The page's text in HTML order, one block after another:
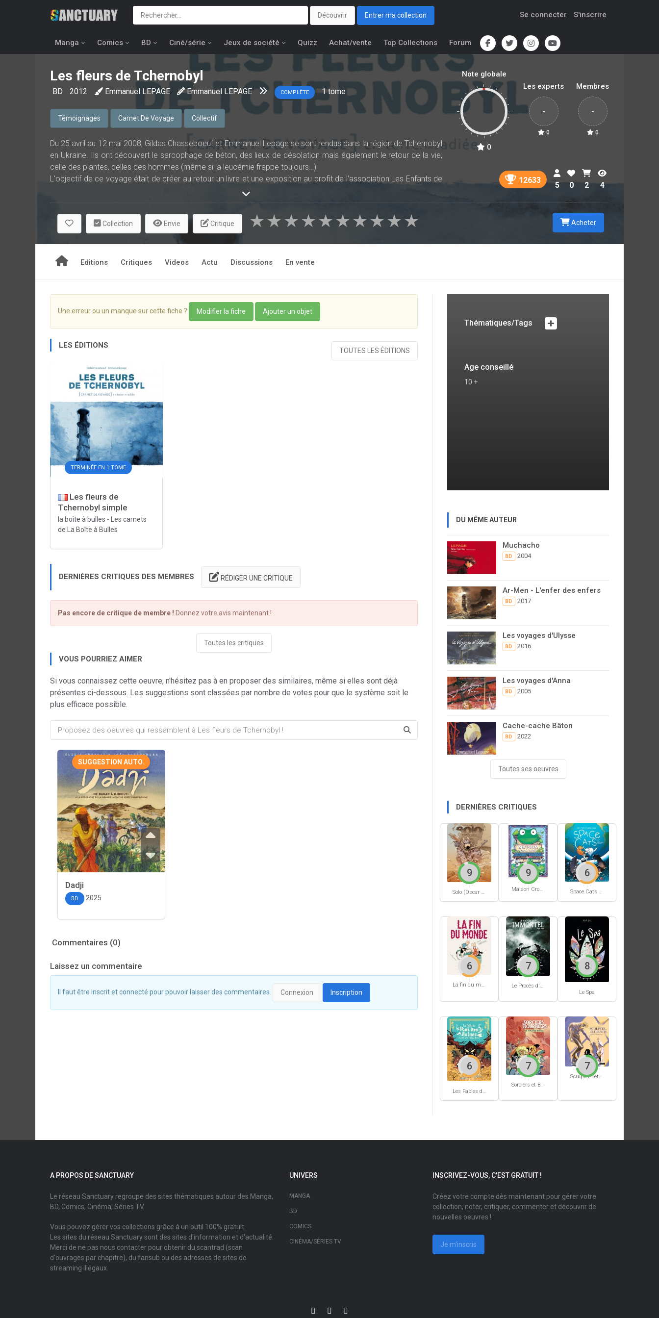
Découvrir Entrer ma collection Se connecter S'inscrire
Manga Comics BD Ciné/série Jeux de société Quizz Achat/vente Top Collections Forum
Les fleurs de Tchernobyl
BD 2012 Emmanuel LEPAGE Emmanuel LEPAGE COMPLÈTE 1tome
Témoignages Carnet De Voyage Collectif
Du 25 avril au 12 mai 2008, Gildas Chasseboeuf et Emmanuel Lepage se sont rendus dans la région de Tchernobyl
en Ukraine. Ils ont découvert le sarcophage de béton, des lieux de désolation mais également le retour de la vie,
celle des plantes, celles des hommes (même si la leucémie frappe toujours…)
L'objectif de ce voyage était de créer au retour un livre et une exposition au profit de l'association Les Enfants de
Tchernobyl. Les Fleurs de Tchernobyl a ainsi été initialement publié par l’association militante « Les Dessin’acteurs
de bandes destinées », fin 2008. L’ouvrage est désormais épuisé et l’association ne comptait pas le rééditer.
Note globale
0
Les experts
-
0
Membres
-
0
12633
5 0 2 4
Collection Envie Critique ★
★
★
★
★
★
★
★
★
★ Acheter
Editions Critiques Videos Actu Discussions En vente
Une erreur ou un manque sur cette fiche ? Modifier la fiche Ajouter un objet
LES ÉDITIONS
TOUTES LES ÉDITIONS
TERMINÉE EN 1 TOME
Les fleurs de
Tchernobyl simple
la boîte à bulles -
Les carnets
de La Boîte à Bulles
DERNIÈRES CRITIQUES DES MEMBRES RÉDIGER UNE CRITIQUE
Pas encore de critique de membre ! Donnez votre avis maintenant !
Toutes les critiques
VOUS POURRIEZ AIMER
Si vous connaissez cette oeuvre, n'hésitez pas à en proposer des similaires, même si elles sont déjà
présentes ci-dessous. Les suggestions sont classées par nombre de votes pour que le système soit le
plus efficace possible.
SUGGESTION AUTO.
Dadji
BD 2025
Commentaires (0)
Laissez un commentaire
Il faut être inscrit et connecté pour pouvoir laisser des commentaires. Connexion Inscription
Thématiques/Tags
Age conseillé
10 +
DU MÊME AUTEUR
Muchacho
BD 2004
Ar-Men - L'enfer des enfers
BD 2017
Les voyages d'Ulysse
BD 2016
Les voyages d'Anna
BD 2005
Cache-cache Bâton
BD 2022
Toutes ses oeuvres
DERNIÈRES CRITIQUES
Solo (Oscar Martin) #1
9
Maison Croâ Croâ
9
Space Cats #1
6
La fin du monde (Stanislas)
6 7
Le Spa
8
Les Fables du Roi des Aulnes
6
Sorciers et Bourbiers #1
7
Sculpter l'éternité
7
A PROPOS DE SANCTUARY
Le réseau Sanctuary regroupe des sites thématiques autour des Manga,
BD, Comics, Cinéma, Séries TV.
Vous pouvez gérer vos collections grâce à un outil 100% gratuit.
Les sites du réseau Sanctuary sont des sites d'information et d'actualité.
Merci de ne pas nous contacter pour obtenir du scantrad (scan
d'ouvrages par chapitre), du fansub ou des adresses de sites de
streaming illégaux.
UNIVERS
MANGA
BD
COMICS
CINÉMA/SÉRIES TV
INSCRIVEZ-VOUS, C'EST GRATUIT !
Créez votre compte dès maintenant pour gérer votre
collection, noter, critiquer, commenter et découvrir de
nouvelles oeuvres !
Je m'inscris